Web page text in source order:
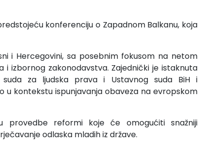
konferenciju o Zapadnom Balkanu, koja
i Hercegovini, sa posebnim fokusom na netom
izbornog zakonodavstva. Zajednički je istaknuta
za ljudska prava i Ustavnog suda BiH i
u kontekstu ispunjavanja obaveza na evropskom
provedbe reformi koje će omogućiti snažniji
odlaska mladih iz države.